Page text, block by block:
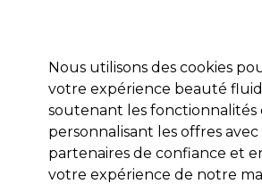
Se
Marques Bons plans Coiffure
Livraison et délais
lire la suite
Nous utilisons des cookies
votre expérience beauté
soutenant les fonctionnalités
personnalisant les offres avec
partenaires de confiance et
votre expérience de notre